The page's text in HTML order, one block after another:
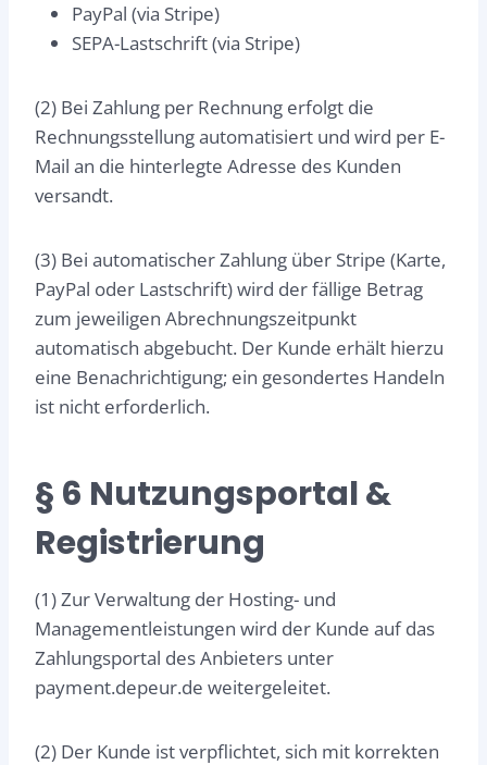
PayPal (via Stripe)
SEPA-Lastschrift (via Stripe)
(2) Bei Zahlung per Rechnung erfolgt die
Rechnungsstellung automatisiert und wird per E-
Mail an die hinterlegte Adresse des Kunden
versandt.
(3) Bei automatischer Zahlung über Stripe (Karte,
PayPal oder Lastschrift) wird der fällige Betrag
zum jeweiligen Abrechnungszeitpunkt
automatisch abgebucht. Der Kunde erhält hierzu
eine Benachrichtigung; ein gesondertes Handeln
ist nicht erforderlich.
§ 6 Nutzungsportal &
Registrierung
(1) Zur Verwaltung der Hosting- und
Managementleistungen wird der Kunde auf das
Zahlungsportal des Anbieters unter
payment.depeur.de weitergeleitet.
(2) Der Kunde ist verpflichtet, sich mit korrekten